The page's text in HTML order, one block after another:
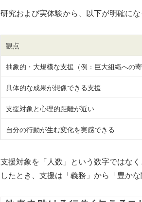
研究および実体験から、以下が明確に
観点
抽象的・大規模な支援（例：巨大組織への寄
具体的な成果が想像できる支援
支援対象と心理的距離が近い
自分の行動が生む変化を実感できる
支援対象を「人数」という数字ではなく
したとき、支援は「義務」から「豊か